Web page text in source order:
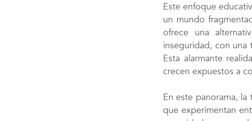
Este enfoque
un mundo
ofrece una
inseguridad, con una
Esta alarmante
crecen expuestos a
En este panorama,
que experimentan